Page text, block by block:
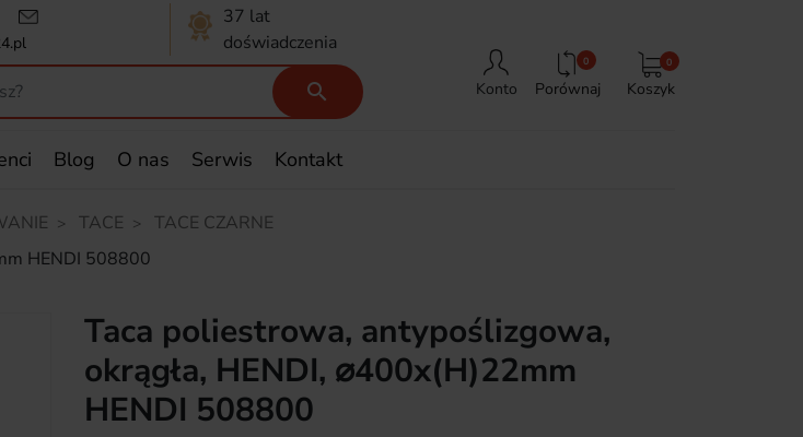
37 lat
doświadczenia
 Konto
0
Porównaj Koszyk
0
Blog O nas Serwis Kontakt
TACE
TACE CZARNE
HENDI 508800
Taca poliestrowa, antypoślizgowa,
okrągła, HENDI, ⌀400x(H)22mm
HENDI 508800